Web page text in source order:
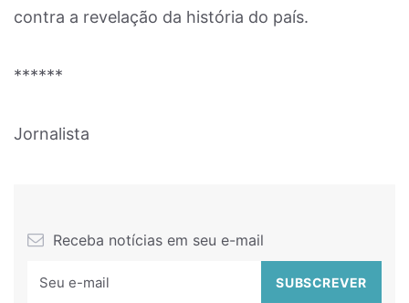
contra a revelação da história do país.
******
Jornalista
Receba notícias em seu e-mail